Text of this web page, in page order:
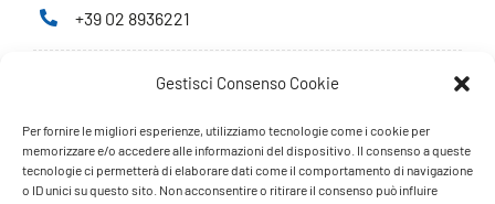
Gestisci Consenso Cookie
Per fornire le migliori esperienze, utilizziamo tecnologie come i cookie per
memorizzare e/o accedere alle informazioni del dispositivo. Il consenso a queste
tecnologie ci permetterà di elaborare dati come il comportamento di navigazione
o ID unici su questo sito. Non acconsentire o ritirare il consenso può influire
+39 02 8936221
Privacy Policy
Cookie Policy
PARTNERS